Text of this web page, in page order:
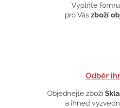
Vyplňte
pro Vás zboží
Odběr
Objednejte zboží
a ihned